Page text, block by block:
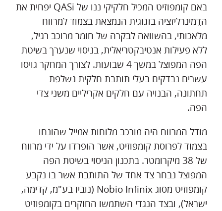
באם קומפוזיט המכיל חלקיקי ננו של QASi יפחית את
הדֵמינרליזציה בזגוגית הנמצאת בצמוד למרווח
מלאכותי, בהשוואה לבקרה של חומר מרוכב רגיל,
ללא פעילות אנטיבקטריאלית, בניסוי שנערך בשיטת
הפה המפוצל במשך 4 שבועות. לצורך המחקר גויסו
עשרים נבדקים בעלי תותבת חלקית נשלפת
תחתונה, הבנויה עם חלקים אקריליים משני צדי
הפה.
מודל המרווח היה מורכב מלוחות אמייל שהונחו
בצמוד לפרוסת קומפוזיט, אשר הופרדו על ידי מרווח
של 38 מיקרומטר. בתכנון הניסוי בשיטת הפה
המפוצל נבחר צד אחד של התותבת אשר בו נקבע
קומפוזיט מסוג Nobio Infinix (נוביו בע"מ, קדימה,
ישראל), ובצד הנגדי השתמשו החוקרים בקומפוזיט